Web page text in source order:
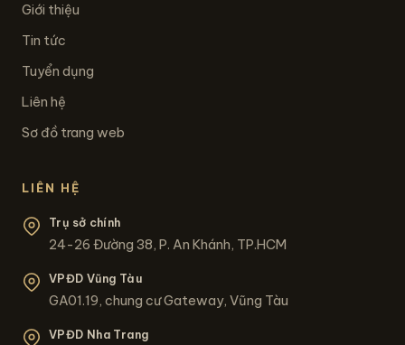
Giới thiệu
Tin tức
Tuyển dụng
Liên hệ
Sơ đồ trang web
LIÊN HỆ
Trụ sở chính
24-26 Đường 38, P. An Khánh, TP.HCM
VPĐD Vũng Tàu
GA01.19, chung cư Gateway, Vũng Tàu
VPĐD Nha Trang